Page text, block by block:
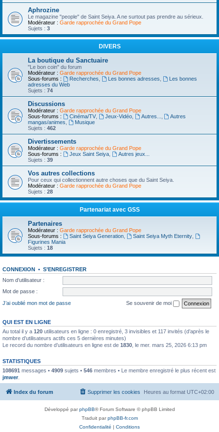
Aphrozine
Le magazine "people" de Saint Seiya. A ne surtout pas prendre au sérieux.
Modérateur : Garde rapprochée du Grand Pope
Sujets : 3
DIVERS
La boutique du Sanctuaire
"Le bon coin" du forum
Modérateur : Garde rapprochée du Grand Pope
Sous-forums :
Recherches Les bonnes adresses
Les bonnes
adresses du Web
Sujets : 74
Discussions
Modérateur : Garde rapprochée du Grand Pope
Sous-forums :
Cinéma/TV, Jeux-Vidéo, Autres...
Autres
mangas/animes
Musique
Sujets : 462
Divertissements
Modérateur : Garde rapprochée du Grand Pope
Sous-forums :
Jeux Saint Seiya,
Autres jeux...
Sujets : 39
Vos autres collections
Pour ceux qui collectionnent autre choses que du Saint Seiya.
Modérateur : Garde rapprochée du Grand Pope
Sujets : 28
Partenariat avec GSS
Partenaires
Modérateur : Garde rapprochée du Grand Pope
Sous-forums :
Saint Seiya Generation, Saint Seiya Myth Eternity,
Figurines Mania
Sujets : 18
CONNEXION • S’ENREGISTRER
Nom d’utilisateur :
Mot de passe :
J’ai oublié mon mot de passe
Se souvenir de moi
QUI EST EN LIGNE
Au total il y a 120 utilisateurs en ligne : 0 enregistré, 3 invisibles et 117 invités (d’après le
nombre d’utilisateurs actifs ces 5 dernières minutes)
Le record du nombre d’utilisateurs en ligne est de 1830 , le mer. mars 25, 2026 6:13 pm
STATISTIQUES
108691 messages • 4909 sujets • 546 membres • Le membre enregistré le plus récent est
jmwer.
Index du forum Heures au format UTC+02:00
Supprimer les cookies
Développé parphpBB® Forum Software © phpBB Limited
Traduit parphpBB-fr.com
Confidentialité | Conditions